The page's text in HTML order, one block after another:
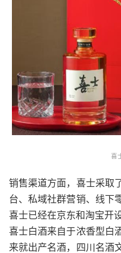
喜
销售渠道方面，喜士采取
台、私域社群营销、线下
喜士已经在京东和淘宝开
喜士白酒来自于浓香型白
来就出产名酒，四川名酒